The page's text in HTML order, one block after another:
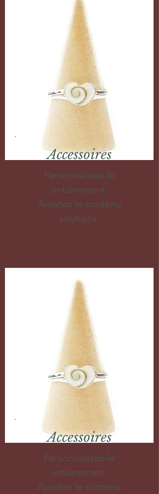
Accessoires
Personnalisez-le
entièrement.
Ajoutez le contenu
souhaité.
Accessoires
Personnalisez-le
entièrement.
Ajoutez le contenu